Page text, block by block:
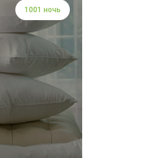
1001 ночь